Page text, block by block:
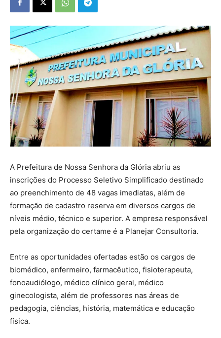
A Prefeitura de Nossa Senhora da Glória abriu as
inscrições do Processo Seletivo Simplificado destinado
ao preenchimento de 48 vagas imediatas, além de
formação de cadastro reserva em diversos cargos de
níveis médio, técnico e superior. A empresa responsável
pela organização do certame é a Planejar Consultoria.
Entre as oportunidades ofertadas estão os cargos de
biomédico, enfermeiro, farmacêutico, fisioterapeuta,
fonoaudiólogo, médico clínico geral, médico
ginecologista, além de professores nas áreas de
pedagogia, ciências, história, matemática e educação
física.